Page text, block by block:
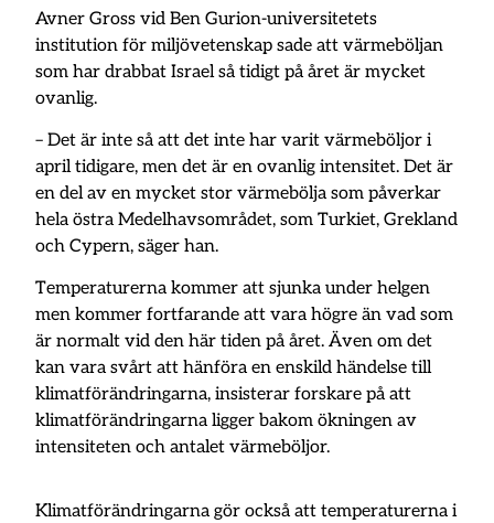
Avner Gross vid Ben Gurion-universitetets
institution för miljövetenskap sade att värmeböljan
som har drabbat Israel så tidigt på året är mycket
ovanlig.
– Det är inte så att det inte har varit värmeböljor i
april tidigare, men det är en ovanlig intensitet. Det är
en del av en mycket stor värmebölja som påverkar
hela östra Medelhavsområdet, som Turkiet, Grekland
och Cypern, säger han.
Temperaturerna kommer att sjunka under helgen
men kommer fortfarande att vara högre än vad som
är normalt vid den här tiden på året. Även om det
kan vara svårt att hänföra en enskild händelse till
klimatförändringarna, insisterar forskare på att
klimatförändringarna ligger bakom ökningen av
intensiteten och antalet värmeböljor.
Klimatförändringarna gör också att temperaturerna i